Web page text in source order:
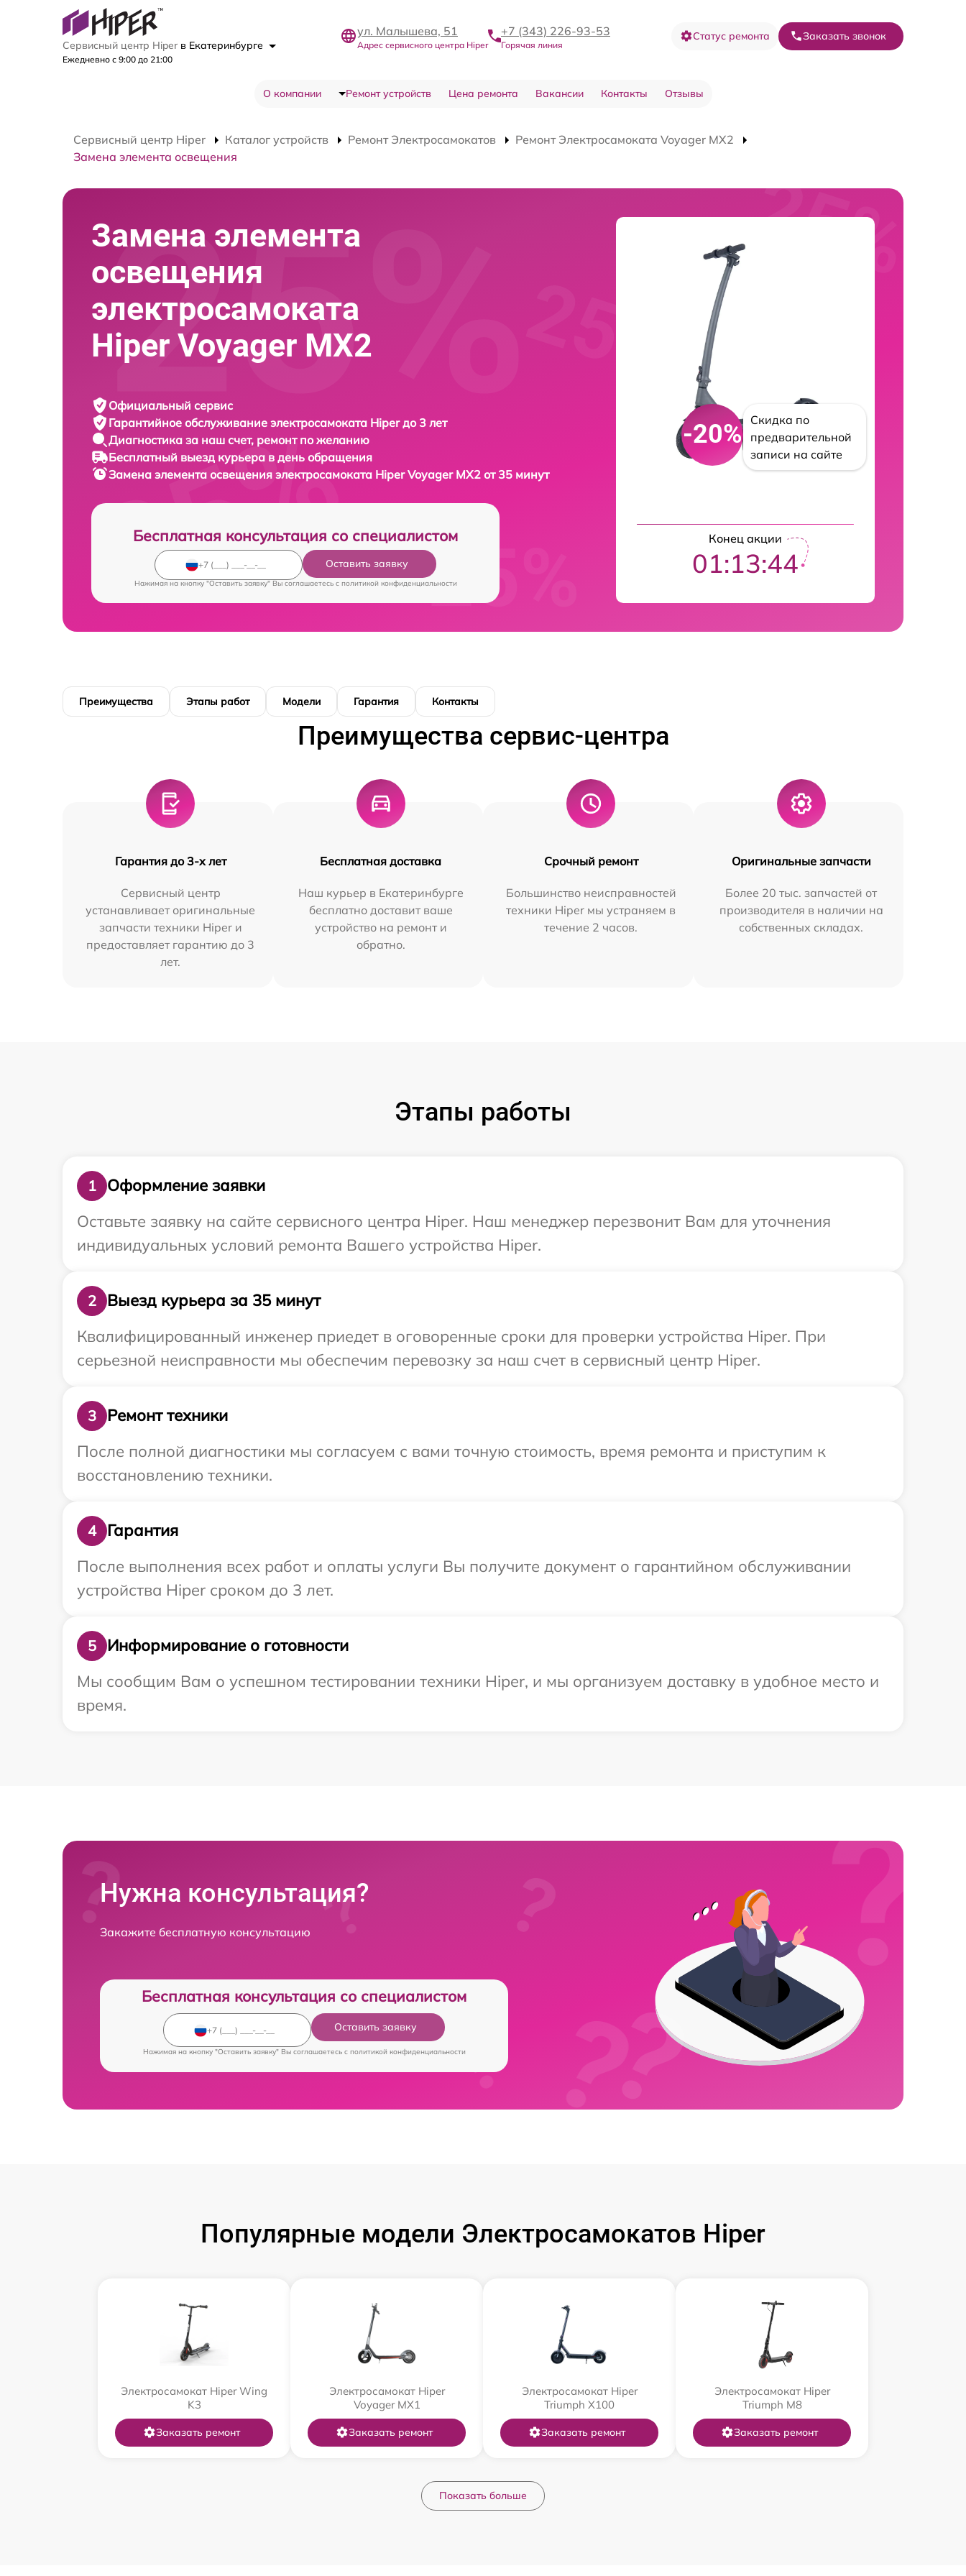
Сервисный центр Hiper в Екатеринбурге
Ежедневно с 9:00 до 21:00
ул. Малышева, 51
Адрес сервисного центра Hiper
+7 (343) 226-93-53
Горячая линия
Статус ремонта Заказать звонок
О компании Ремонт устройств Цена ремонта Вакансии Контакты Отзывы
Сервисный центр Hiper Каталог устройств Ремонт Электросамокатов
Ремонт Электросамоката Voyager MX2
Замена элемента освещения
Замена элемента
освещения
электросамоката
Hiper Voyager MX2
Официальный сервис
Гарантийное обслуживание электросамоката Hiper до 3 лет
Диагностика за наш счет, ремонт по желанию
Бесплатный выезд курьера в день обращения
Замена элемента освещения электросамоката Hiper Voyager MX2 от 35 минут
Бесплатная консультация со специалистом
Оставить заявку
Нажимая на кнопку "Оставить заявку" Вы соглашаетесь c политикой конфиденциальности
-20%
Скидка по
предварительной
записи на сайте
Конец акции
01:13:43
Преимущества Этапы работ Модели Гарантия Контакты
Преимущества сервис-центра
Гарантия до 3-х лет
Сервисный центр
устанавливает оригинальные
запчасти техники Hiper и
предоставляет гарантию до 3
лет.
Бесплатная доставка
Наш курьер в Екатеринбурге
бесплатно доставит ваше
устройство на ремонт и
обратно.
Срочный ремонт
Большинство неисправностей
техники Hiper мы устраняем в
течение 2 часов.
Оригинальные запчасти
Более 20 тыс. запчастей от
производителя в наличии на
собственных складах.
Этапы работы
1
Оформление заявки
Оставьте заявку на сайте сервисного центра Hiper. Наш менеджер перезвонит Вам для уточнения
индивидуальных условий ремонта Вашего устройства Hiper.
2
Выезд курьера за 35 минут
Квалифицированный инженер приедет в оговоренные сроки для проверки устройства Hiper. При
серьезной неисправности мы обеспечим перевозку за наш счет в сервисный центр Hiper.
3
Ремонт техники
После полной диагностики мы согласуем с вами точную стоимость, время ремонта и приступим к
восстановлению техники.
4
Гарантия
После выполнения всех работ и оплаты услуги Вы получите документ о гарантийном обслуживании
устройства Hiper сроком до 3 лет.
5
Информирование о готовности
Мы сообщим Вам о успешном тестировании техники Hiper, и мы организуем доставку в удобное место и
время.
Нужна консультация?
Закажите бесплатную консультацию
Бесплатная консультация со специалистом
Оставить заявку
Нажимая на кнопку "Оставить заявку" Вы соглашаетесь c политикой конфиденциальности
Популярные модели Электросамокатов Hiper
Электросамокат Hiper Wing
K3
Заказать ремонт
Электросамокат Hiper
Voyager MX1
Заказать ремонт
Электросамокат Hiper
Triumph X100
Заказать ремонт
Электросамокат Hiper
Triumph M8
Заказать ремонт
Показать больше